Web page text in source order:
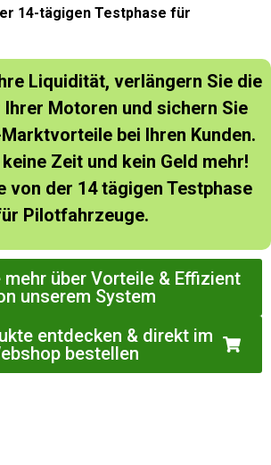
14-tägigen Testphase für
Liquidität, verlängern Sie die
Ihrer Motoren und sichern Sie
bei Ihren Kunden.
Zeit und kein Geld mehr!
von der 14 tägigen Testphase
Pilotfahrzeuge.
mehr über Vorteile & Effizient
unserem System
entdecken & direkt im
bestellen